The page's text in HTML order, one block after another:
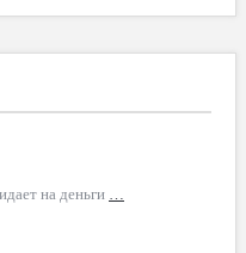
на деньги …